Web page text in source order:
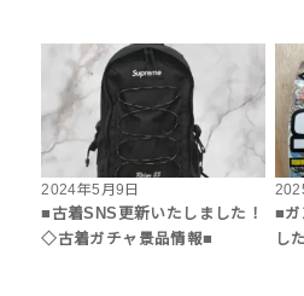
2024年5月9日
■古着SNS更新いたしました！
◇古着ガチャ景品情報■
■ガ
した